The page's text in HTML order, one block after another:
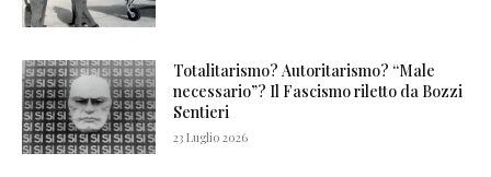
Totalitarismo? Autoritarismo? “Male
necessario”? Il Fascismo riletto da Bozzi
Sentieri
23 Luglio 2026